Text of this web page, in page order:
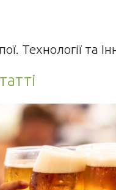
Технології та